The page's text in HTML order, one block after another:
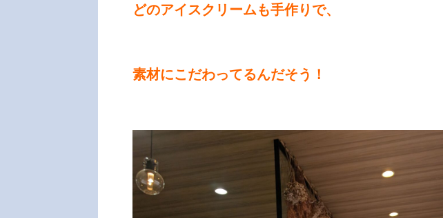
どのアイスクリームも手作りで、
素材にこだわってるんだそう！